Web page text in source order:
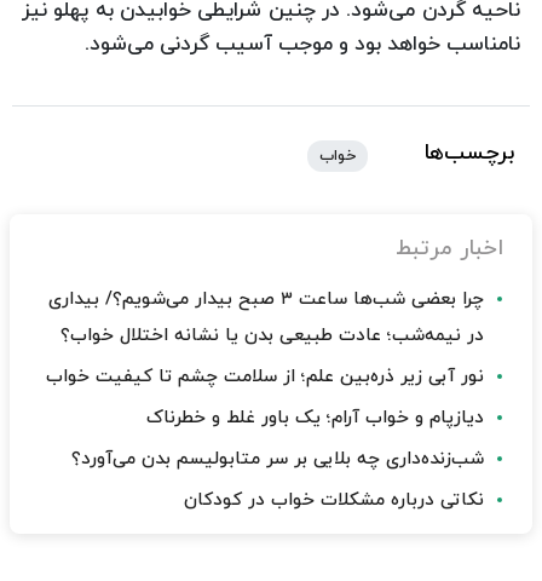
ناحیه گردن می‌شود. در چنین شرایطی خوابیدن به پهلو نیز
نامناسب خواهد بود و موجب آسیب گردنی می‌شود.
برچسب‌ها خواب
اخبار مرتبط
چرا بعضی شب‌ها ساعت ۳ صبح بیدار می‌شویم؟/ بیداری
در نیمه‌شب؛ عادت طبیعی بدن یا نشانه اختلال خواب؟
نور آبی زیر ذره‌بین علم؛ از سلامت چشم تا کیفیت خواب
دیازپام و خواب آرام؛ یک باور غلط و خطرناک
شب‌زنده‌داری چه بلایی بر سر متابولیسم بدن می‌آورد؟
نکاتی درباره مشکلات خواب در کودکان